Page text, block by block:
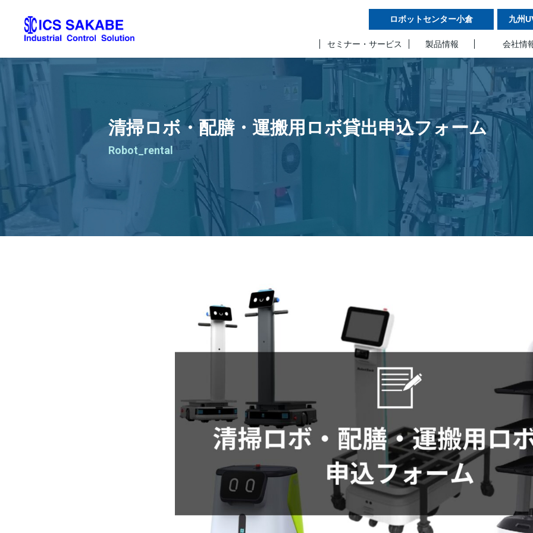
セミナー・サービス 製品情報 会社情
ロボットセンター小倉 九州
清掃ロボ・配膳・運搬用ロボ貸出申込フォーム
Robot_rental